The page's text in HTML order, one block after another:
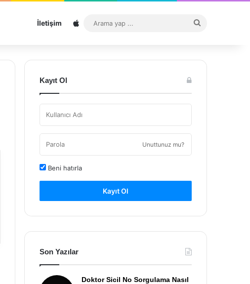
İletişim Sitemap
...
Kayıt Ol
Unuttunuz mu?
Beni hatırla
Kayıt Ol
Son Yazılar
Doktor Sicil No Sorgulama Nasıl